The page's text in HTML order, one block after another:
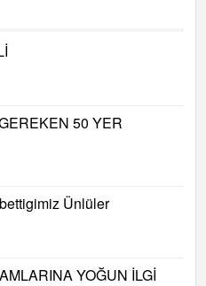
50 YER
Ünlüler
YOĞUN İLGİ